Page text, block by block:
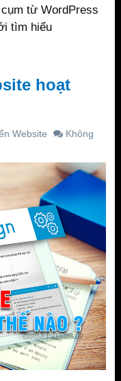
từ WordPress
tìm hiểu
hoạt
Website
Không